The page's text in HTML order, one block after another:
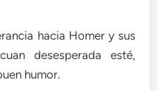
hacia Homer y sus
desesperada esté,
humor.